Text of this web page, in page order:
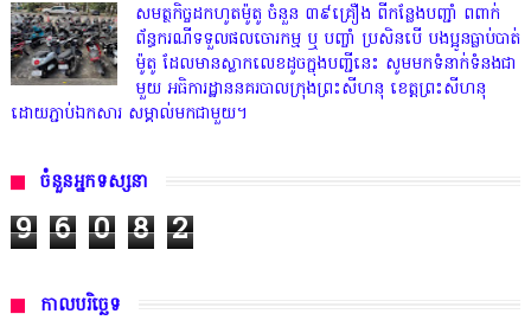
សមត្ថកិច្ចដកហូតម៉ូតូ ចំនួន ៣៩គ្រឿង ពីកន្លែងបញ្ជាំ ពពាក់
ព័ន្ធករណីទទួលផលចោរកម្ម ឬ បញ្ចាំ ប្រសិនបើ បងប្អូនធ្លាប់បាត់
ម៉ូតូ ដែលមានស្លាកលេខដូចក្នុងបញ្ជីនេះ សូមមកទំនាក់ទំនងជា
មួយ អធិការដ្ឋាននគរបាលក្រុងព្រះសីហនុ ខេត្តព្រះសីហនុ
ដោយភ្ជាប់ឯកសារ សម្គាល់មកជាមួយ។
ចំនួនអ្នកទស្សនា
9 6 0 8 2
កាលបរិច្ឆេទ